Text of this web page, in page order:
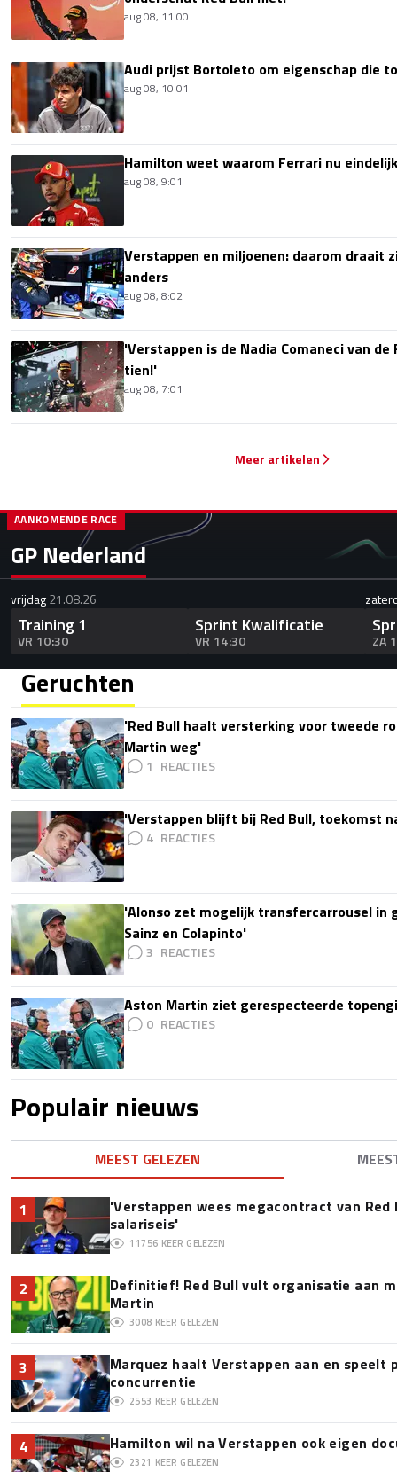
aug 08, 11:00
Audi prijst Bortoleto om eigenschap die
aug 08, 10:01
Hamilton weet waarom Ferrari nu
aug 08, 9:01
Verstappen en miljoenen: daarom draait
anders
aug 08, 8:02
'Verstappen is de Nadia Comaneci van
tien!'
aug 08, 7:01
Meer artikelen
GP Nederland
AANKOMENDE RACE
vrijdag21.08.26
Training 1
VR 10:30
Sprint Kwalificatie
VR 14:30 ZA
Geruchten
'Red Bull haalt versterking voor tweede
Martin weg'
1
'Verstappen blijft bij Red Bull, toekomst
4
'Alonso zet mogelijk transfercarrousel in
Sainz en Colapinto'
3
Aston Martin ziet gerespecteerde
0
Populair nieuws
MEEST GELEZEN
1
'Verstappen wees megacontract van
salariseis'
11756 KEER GELEZEN
2
Definitief! Red Bull vult organisatie aan
Martin
3008 KEER GELEZEN
3
Marquez haalt Verstappen aan en speelt
concurrentie
2553 KEER GELEZEN
4 Hamilton wil na Verstappen ook eigen
2321 KEER GELEZEN